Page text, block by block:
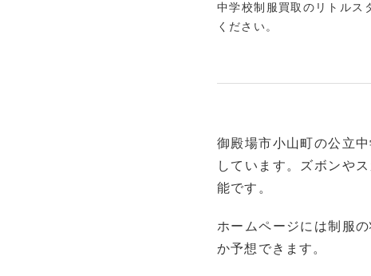
中学校制服買取のリトルス
ください。
御殿場市小山町の公立
しています。ズボンや
能です。
ホームページには制服
か予想できます。